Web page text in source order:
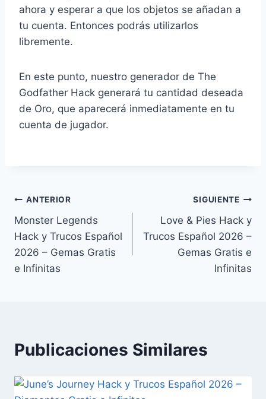
ahora y esperar a que los objetos se añadan a
tu cuenta. Entonces podrás utilizarlos
libremente.
En este punto, nuestro generador de The
Godfather Hack generará tu cantidad deseada
de Oro, que aparecerá inmediatamente en tu
cuenta de jugador.
Navegación
de
entradas
ANTERIOR
Monster Legends
Hack y Trucos Español
2026 – Gemas Gratis
e Infinitas
SIGUIENTE
Love & Pies Hack y
Trucos Español 2026 –
Gemas Gratis e
Infinitas
Publicaciones Similares